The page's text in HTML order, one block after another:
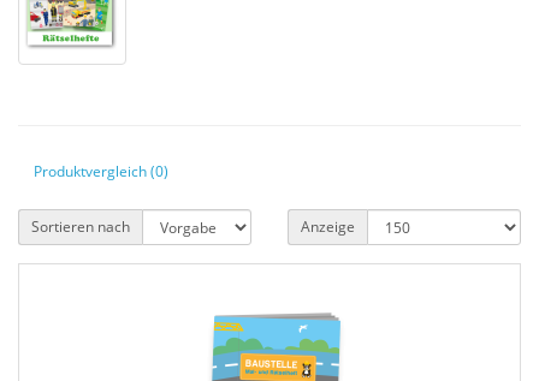
Produktvergleich (0)
Sortieren nach Anzeige